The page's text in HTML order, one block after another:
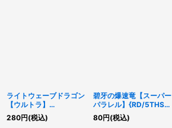
ライトウェーブドラゴン
【ウルトラ】
{RD/ORP2-JP061}
《RDモンスター》
280円(税込)
碧牙の爆速竜【スーパー
パラレル】{RD/5THS-
JPA03}《RDモンスタ
ー》
80円(税込)